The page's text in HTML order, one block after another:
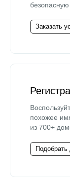
безопасную
Заказать
похожее
из 700+